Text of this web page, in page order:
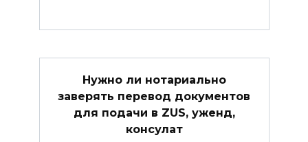
Нужно ли нотариально
заверять перевод документов
для подачи в ZUS, уженд,
консулат